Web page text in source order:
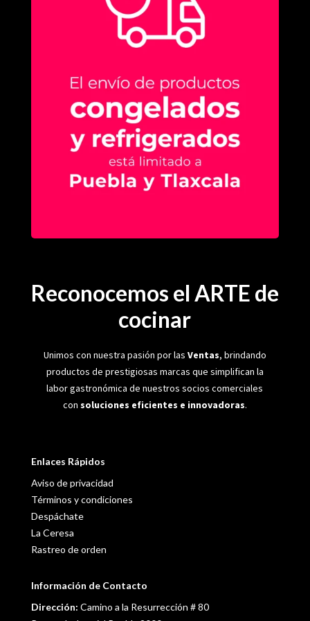
Reconocemos el ARTE de
cocinar
Unimos con nuestra pasión por las Ventas, brindando
productos de prestigiosas marcas que simplifican la
labor gastronómica de nuestros socios comerciales
con soluciones eficientes e innovadoras.
Enlaces Rápidos
Aviso de privacidad
Términos y condiciones
Despáchate
La Ceresa
Rastreo de orden
Información de Contacto
Dirección: Camino a la Resurrección # 80